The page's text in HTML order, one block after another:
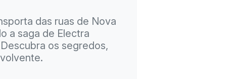
das ruas de Nova
a saga de Electra
os segredos,